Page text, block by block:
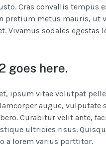
Cras convallis tempus
pretium metus mauris, ut
Vivamus sodales egestas
goes here.
ipsum vitae volutpat
augue, vulputate
Curabitur velit ante,
ultricies risus.
a lorem varius porttitor.